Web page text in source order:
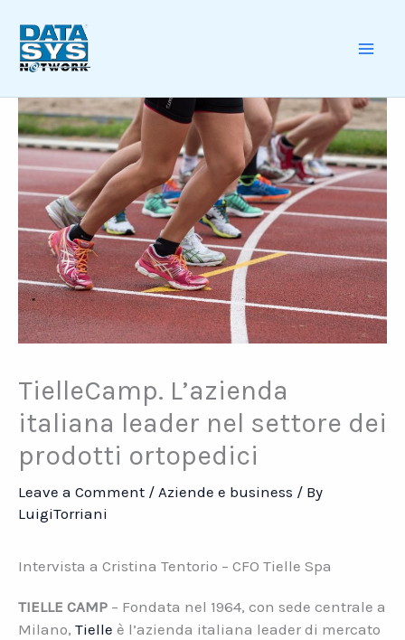
content
TielleCamp. L’azienda
italiana leader nel settore dei
prodotti ortopedici
Leave a Comment / Aziende e business / By
LuigiTorriani
Intervista a Cristina Tentorio – CFO Tielle Spa
TIELLE CAMP – Fondata nel 1964, con sede centrale a
Milano, Tielle è l’azienda italiana leader di mercato